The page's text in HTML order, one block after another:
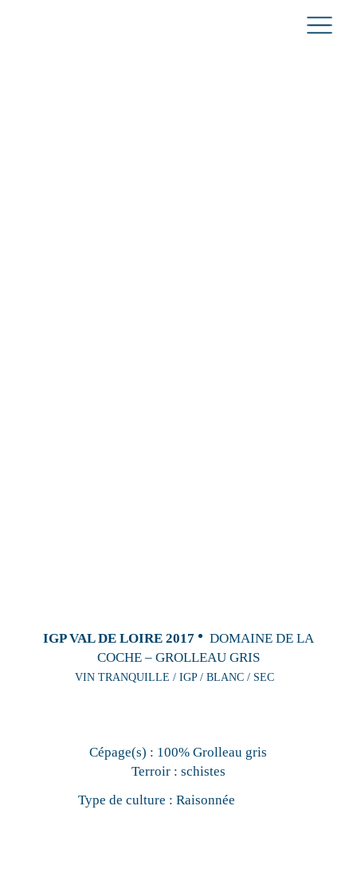
IGP VAL DE LOIRE 2017
DOMAINE DE LA
COCHE – GROLLEAU GRIS
VIN TRANQUILLE / IGP / BLANC / SEC
Cépage(s) : 100% Grolleau gris
Terroir : schistes
Type de culture : Raisonnée